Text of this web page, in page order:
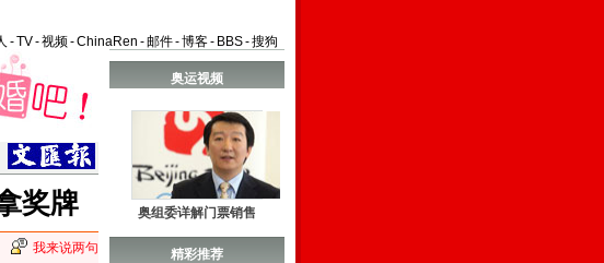
-TV-视频-ChinaRen -邮件-博客- BBS-搜狗
奖牌
我来说两句
奥运视频
奥组委详解门票销售
精彩推荐